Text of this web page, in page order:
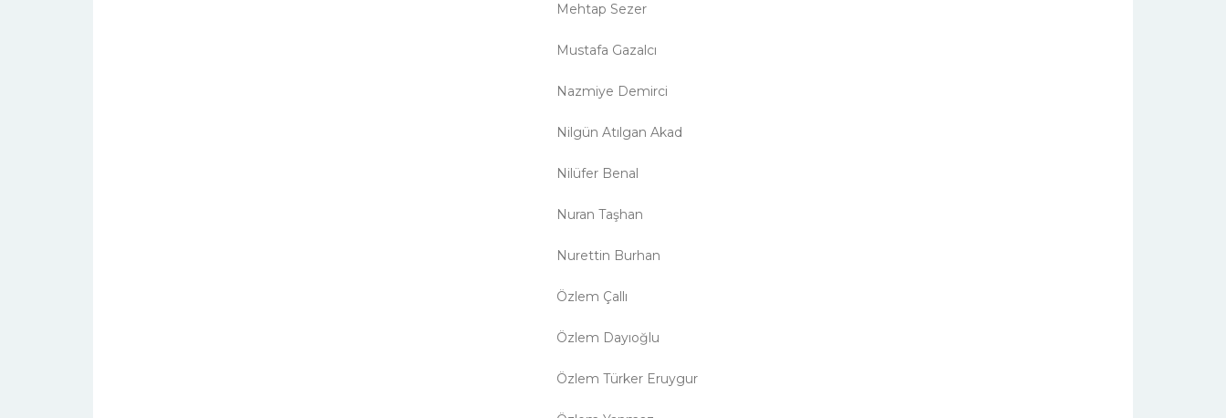
Mehtap Sezer
Mustafa Gazalcı
Nazmiye Demirci
Nilgün Atılgan Akad
Nilüfer Benal
Nuran Taşhan
Nurettin Burhan
Özlem Çallı
Özlem Dayıoğlu
Özlem Türker Eruygur